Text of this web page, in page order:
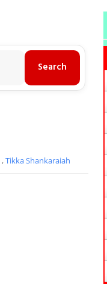
,Tikka Shankaraiah